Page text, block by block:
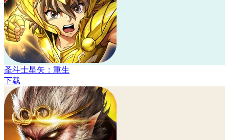
圣斗士星矢：重生
下载